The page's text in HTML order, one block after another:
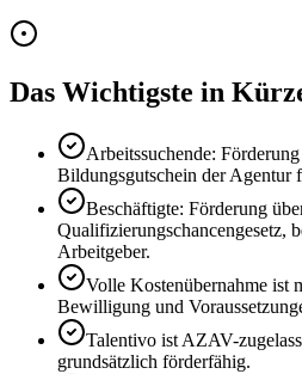
Das Wichtigste in
Arbeitssuchende:
Bildungsgutschein der Agentur
Beschäftigte: Förderung
Qualifizierungschancengesetz,
Arbeitgeber.
Volle Kostenübernahme ist
Bewilligung und
Talentivo ist AZAV-
grundsätzlich förderfähig.